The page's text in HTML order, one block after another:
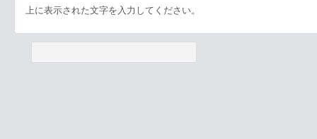
上に表示された文字を入力してください。